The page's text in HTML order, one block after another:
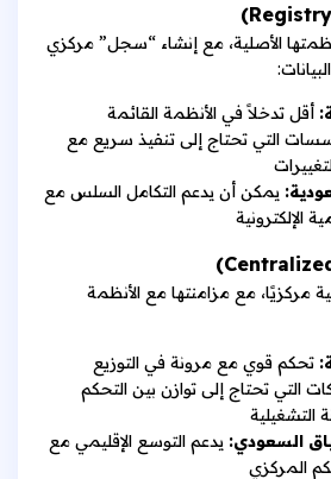
الأصلية، مع إنشاء “سجل” مركزي
أقل تدخلاً في الأنظمة القائمة
التي تحتاج إلى تنفيذ سريع مع
يمكن أن يدعم التكامل السلس مع
الإلكترونية
مركزيًا، مع مزامنتها مع الأنظمة
تحكم قوي مع مرونة في التوزيع
التي تحتاج إلى توازن بين التحكم
التشغيلية
السعودي: يدعم التوسع الإقليمي مع
المركزي